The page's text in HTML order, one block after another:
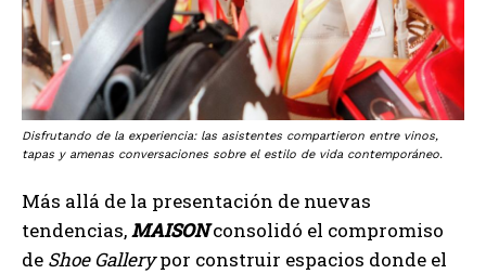
Disfrutando de la experiencia: las asistentes compartieron entre vinos,
tapas y amenas conversaciones sobre el estilo de vida contemporáneo.
Más allá de la presentación de nuevas
tendencias,MAISONconsolidó el compromiso
de Shoe Gallerypor construir espacios donde el